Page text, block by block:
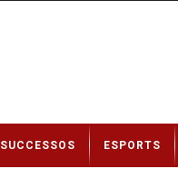
SUCCESSOS ESPORTS